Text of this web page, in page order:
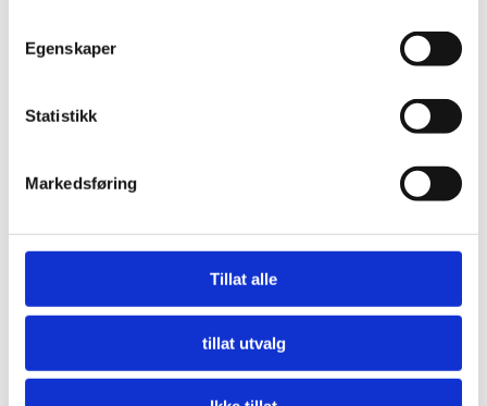
Egenskaper
Statistikk
Markedsføring
Tillat alle
tillat utvalg
Nå må offentlige innkjøpere etterspørre miljø
LES MER